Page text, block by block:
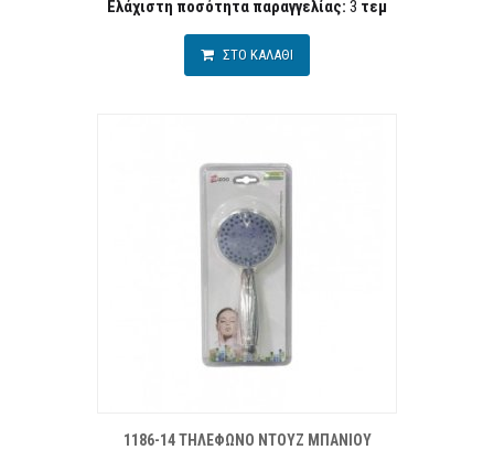
Ελάχιστη ποσότητα παραγγελίας: 3 τεμ
ΣΤΟ ΚΑΛΑΘΙ
1186-14 ΤΗΛΕΦΩΝΟ ΝΤΟΥΖ ΜΠΑΝΙΟΥ